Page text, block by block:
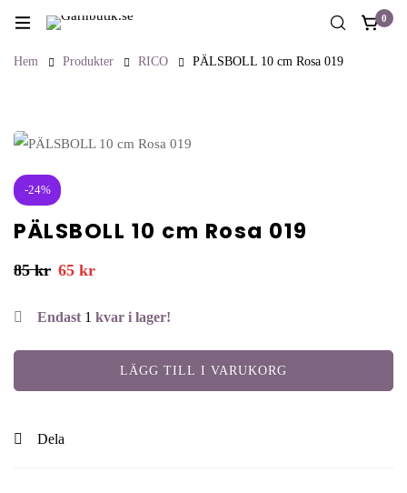
0
Hem Produkter RICO PÄLSBOLL 10 cm Rosa 019
-24%
PÄLSBOLL 10 cm Rosa 019
85kr 65 kr
Endast 1 kvar i lager!
LÄGG TILL I VARUKORG
Dela